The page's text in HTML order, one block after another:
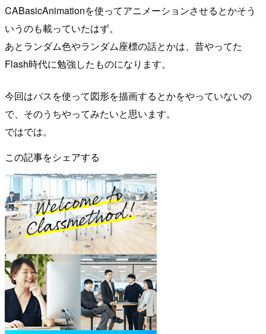
CABasicAnimationを使ってアニメーションさせるとかそう
いうのも載っていたはず。
あとランダム色やランダム座標の話とかは、昔やってた
Flash時代に勉強したものになります。
今回はパスを使って図形を描画するとかをやっていないの
で、そのうちやってみたいと思います。
ではでは。
この記事をシェアする